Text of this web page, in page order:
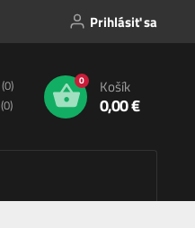
Prihlásiť sa
(0)
(0)
0 Košík
0,00 €